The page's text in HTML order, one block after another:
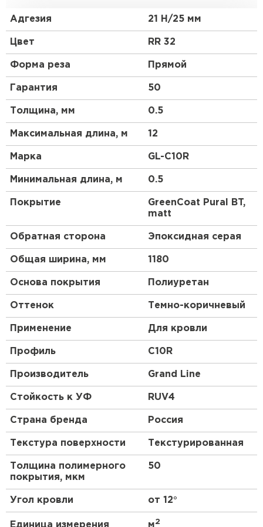
высокой прочности, материал является более
чем другие виды профнастила. Благодаря
высоте профиля этот материал будет органично
смотреться на крыше любой сложности.
Адгезия 21 Н/25 мм
Цвет RR 32
Форма реза Прямой
Гарантия 50
Толщина, мм 0.5
Максимальная длина, м 12
Марка GL-С10R
Минимальная длина, м 0.5
Покрытие
GreenCoat Pural BT,
matt
Обратная сторона Эпоксидная серая
Общая ширина, мм 1180
Основа покрытия Полиуретан
Оттенок Темно-коричневый
Применение Для кровли
Профиль C10R
Производитель Grand Line
Стойкость к УФ RUV4
Страна бренда Россия
Текстура поверхности Текстурированная
Толщина полимерного
покрытия, мкм
50
Угол кровли от 12°
Единица измерения 2